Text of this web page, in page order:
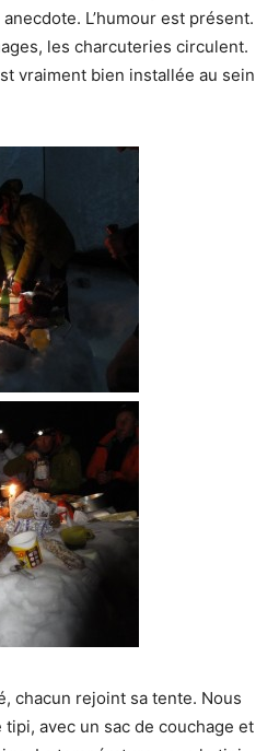
L’humour est présent.
les charcuteries circulent.
vraiment bien installée au sein
chacun rejoint sa tente. Nous
avec un sac de couchage et